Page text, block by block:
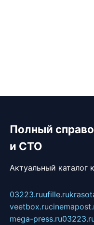
Полный
и СТО
Актуальный каталог
03223.ruufille.ru
veetbox.ru
mega-press.ru